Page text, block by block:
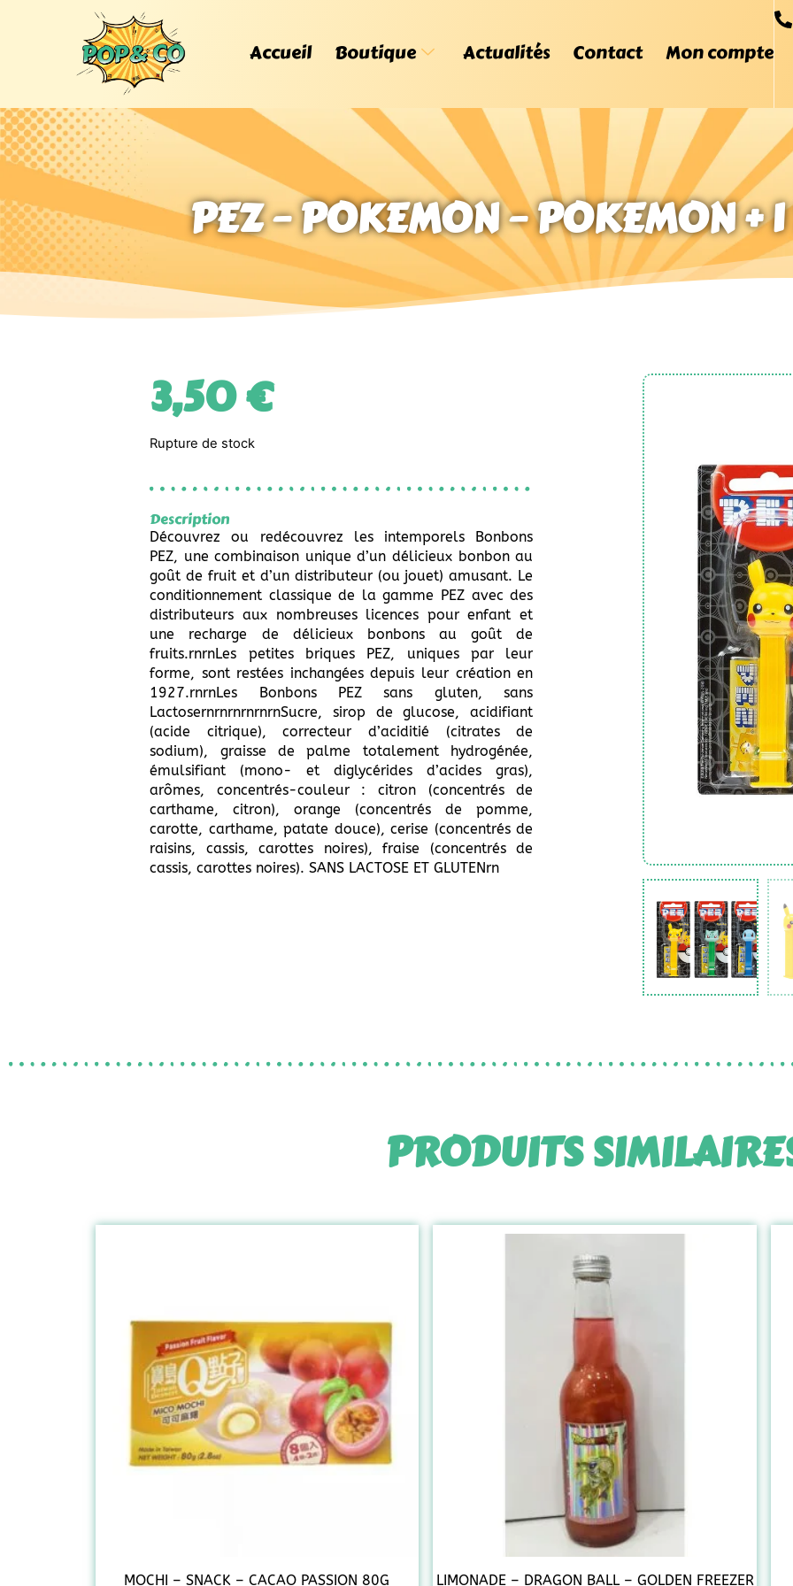
Accueil Boutique Actualités Contact Mon compte
PEZ – POKEMON – POKEMON +
3,50€
Rupture de stock
Description
Découvrez ou redécouvrez les intemporels Bonbons
PEZ, une combinaison unique d’un délicieux bonbon au
goût de fruit et d’un distributeur (ou jouet) amusant. Le
conditionnement classique de la gamme PEZ avec des
distributeurs aux nombreuses licences pour enfant et
une recharge de délicieux bonbons au goût de
fruits.rnrnLes petites briques PEZ, uniques par leur
forme, sont restées inchangées depuis leur création en
1927.rnrnLes Bonbons PEZ sans gluten, sans
LactosernrnrnrnrnrnSucre, sirop de glucose, acidifiant
(acide citrique), correcteur d’aciditié (citrates de
sodium), graisse de palme totalement hydrogénée,
émulsifiant (mono- et diglycérides d’acides gras),
arômes, concentrés-couleur : citron (concentrés de
carthame, citron), orange (concentrés de pomme,
carotte, carthame, patate douce), cerise (concentrés de
raisins, cassis, carottes noires), fraise (concentrés de
cassis, carottes noires). SANS LACTOSE ET GLUTENrn
PRODUITS
MOCHI – SNACK – CACAO PASSION 80G LIMONADE – DRAGON BALL – GOLDEN FREEZER